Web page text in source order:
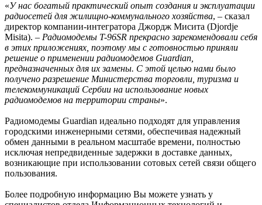
«У нас богатый практический опыт создания и эксплуатации
радиосетей для жилищно-коммунального хозяйства, – сказал
директор компании-интегратора Джордж Мисита (Djordje
Misita). – Радиомодемы T-96SR прекрасно зарекомендовали себя
в этих приложениях, поэтому мы с готовностью приняли
решение о применении радиомодемов Guardian,
предназначенных для их замены. С этой целью нами было
получено разрешение Министерства торговли, туризма и
телекоммуникаций Сербии на использование новых
радиомодемов на территории страны».
Радиомодемы Guardian идеально подходят для управления
городскими инженерными сетями, обеспечивая надежный
обмен данными в реальном масштабе времени, полностью
исключая непредвиденные задержки в доставке данных,
возникающие при использовании сотовых сетей связи общего
пользования.
Более подробную информацию Вы можете узнать у